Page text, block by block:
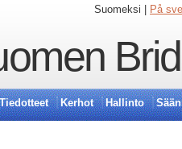
Suomeksi | På
Tiedotteet Kerhot Hallinto